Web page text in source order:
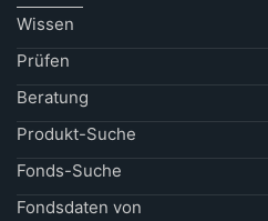
Wissen
Prüfen
Beratung
Produkt-Suche
Fonds-Suche
Fondsdaten von